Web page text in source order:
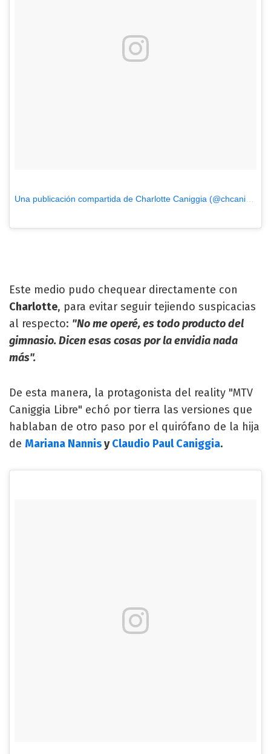
Este medio pudo chequear directamente con
Charlotte, para evitar seguir tejiendo suspicacias
al respecto: "No me operé, es todo producto del
gimnasio. Dicen esas cosas por la envidia nada
más".
De esta manera, la protagonista del reality "MTV
Caniggia Libre" echó por tierra las versiones que
hablaban de otro paso por el quirófano de la hija
de Mariana NannisyClaudio Paul Caniggia.